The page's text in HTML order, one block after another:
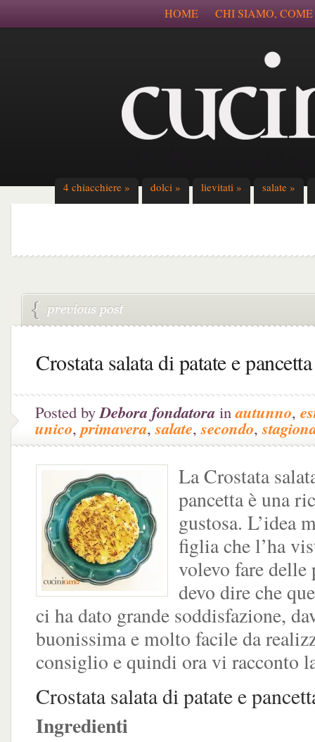
HOME CHI SIAMO,
4 chiacchiere » dolci » lievitati » salate »
Crostata salata di patate e pancetta
Posted byDebora fondatora inautunno,
unico,primavera,salate,secondo,
La Crostata
pancetta è una
gustosa. L’idea
figlia che l’ha
volevo fare delle
devo dire che
ci ha dato grande soddisfazione,
buonissima e molto facile da
consiglio e quindi ora vi racconto
Crostata salata di patate e
Ingredienti